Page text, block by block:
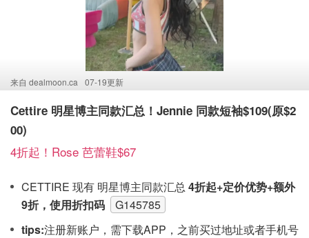
来自 dealmoon.ca 07-19更新
Cettire 明星博主同款汇总！Jennie 同款短袖$109(原$2
00)
4折起！Rose 芭蕾鞋$67
CETTIRE 现有 明星博主同款汇总 4折起+定价优势+额外
9折，使用折扣码
G145785
tips:注‮新册‬账户，需下载APP，之前买过地址或者手机号